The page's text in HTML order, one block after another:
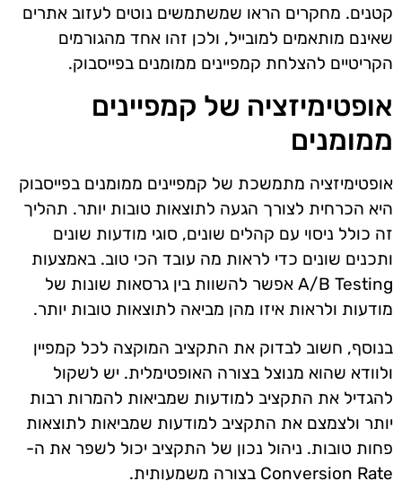
קטנים. מחקרים הראו שמשתמשים נוטים לעזוב אתרים
שאינם מותאמים למובייל, ולכן זהו אחד מהגורמים
הקריטיים להצלחת קמפיינים ממומנים בפייסבוק.
אופטימיזציה של קמפיינים
ממומנים
אופטימיזציה מתמשכת של קמפיינים ממומנים בפייסבוק
היא הכרחית לצורך הגעה לתוצאות טובות יותר. תהליך
זה כולל ניסוי עם קהלים שונים, סוגי מודעות שונים
ותכנים שונים כדי לראות מה עובד הכי טוב. באמצעות
A/B Testing אפשר להשוות בין גרסאות שונות של
מודעות ולראות איזו מהן מביאה לתוצאות טובות יותר.
בנוסף, חשוב לבדוק את התקציב המוקצה לכל קמפיין
ולוודא שהוא מנוצל בצורה האופטימלית. יש לשקול
להגדיל את התקציב למודעות שמביאות להמרות רבות
יותר ולצמצם את התקציב למודעות שמביאות לתוצאות
פחות טובות. ניהול נכון של התקציב יכול לשפר את ה-
Conversion Rate בצורה משמעותית.